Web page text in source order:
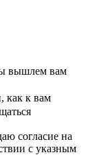
вышлем вам
как к вам
согласие на
с указным